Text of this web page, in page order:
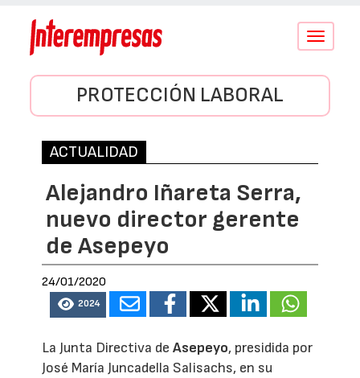
Conmutar
PROTECCIÓN LABORAL
ACTUALIDAD
Alejandro Iñareta Serra,
nuevo director gerente
de Asepeyo
24/01/2020
2024
La Junta Directiva deAsepeyo, presidida por
José María Juncadella Salisachs, en su